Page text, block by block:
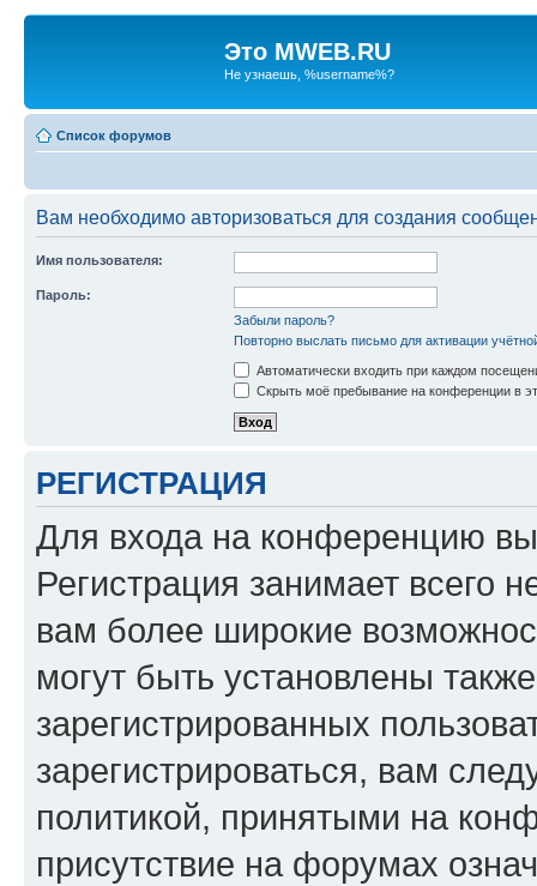
Это MWEB.RU
Не узнаешь, %username%?
Список форумов
Вам необходимо авторизоваться для создания
Имя пользователя:
Пароль:
Забыли пароль?
Повторно выслать письмо для активации
Автоматически входить при каждом
Скрыть моё пребывание на конференции в
РЕГИСТРАЦИЯ
Для входа на конференцию
Регистрация занимает всего
вам более широкие
могут быть установлены
зарегистрированных
зарегистрироваться, вам
политикой, принятыми на
присутствие на форумах